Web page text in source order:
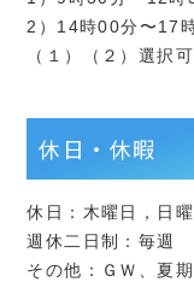
2）14時00分〜17
（１）（２）選択可
休日・休暇
休日：木曜日，日
週休二日制：毎週
その他：ＧＷ、夏